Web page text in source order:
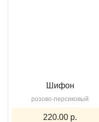
Шифон
розово-персиковый
220.00 р.